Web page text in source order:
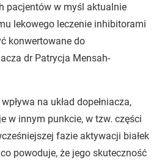
pacjentów w myśl aktualnie
lekowego leczenie inhibitorami
konwertowane do
dr Patrycja Mensah-
na układ dopełniacza,
w innym punkcie, w tzw. części
fazie aktywacji białek
powoduje, że jego skuteczność